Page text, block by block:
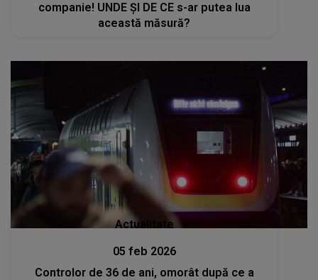
companie! UNDE ȘI DE CE s-ar putea lua
această măsură?
Actualitate
05 feb 2026
Controlor de 36 de ani, omorât după ce a